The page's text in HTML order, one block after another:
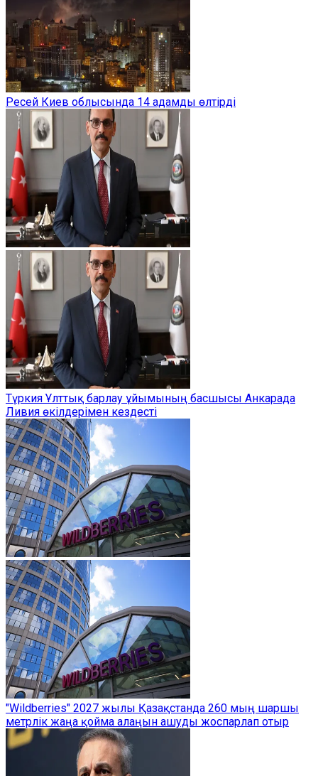
Ресей Киев облысында 14 адамды өлтірді
Түркия Ұлттық барлау ұйымының басшысы Анкарада
Ливия өкілдерімен кездесті
"Wildberries" 2027 жылы Қазақстанда 260 мың шаршы
метрлік жаңа қойма алаңын ашуды жоспарлап отыр